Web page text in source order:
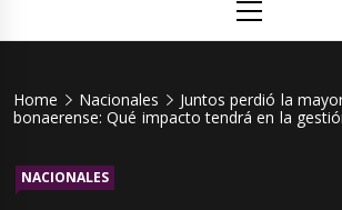
Menu
Home Nacionales
Juntos perdió la
bonaerense: Qué impacto tendrá en la
NACIONALES